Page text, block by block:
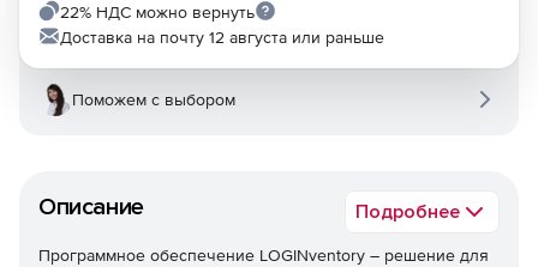
Описание Подробнее
Программное обеспечение LOGINventory – решение для
22% НДС можно вернуть
Доставка на почту 12 августа или раньше
Поможем с выбором